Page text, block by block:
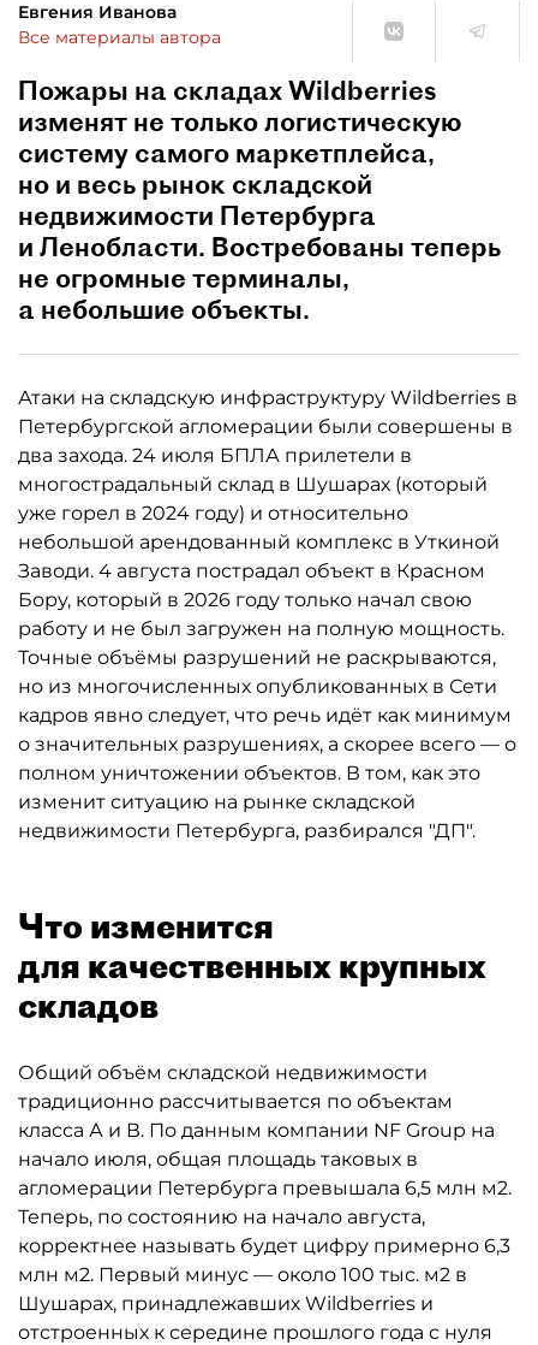
Евгения Иванова
Все материалы автора
Пожары на складах Wildberries
изменят не только логистическую
систему самого маркетплейса,
но и весь рынок складской
недвижимости Петербурга
и Ленобласти. Востребованы теперь
не огромные терминалы,
а небольшие объекты.
Атаки на складскую инфраструктуру Wildberries в
Петербургской агломерации были совершены в
два захода. 24 июля БПЛА прилетели в
многострадальный склад в Шушарах (который
уже горел в 2024 году) и относительно
небольшой арендованный комплекс в Уткиной
Заводи. 4 августа пострадал объект в Красном
Бору, который в 2026 году только начал свою
работу и не был загружен на полную мощность.
Точные объёмы разрушений не раскрываются,
но из многочисленных опубликованных в Сети
кадров явно следует, что речь идёт как минимум
о значительных разрушениях, а скорее всего — о
полном уничтожении объектов. В том, как это
изменит ситуацию на рынке складской
недвижимости Петербурга, разбирался "ДП".
Что изменится
для качественных крупных
складов
Общий объём складской недвижимости
традиционно рассчитывается по объектам
класса А и В. По данным компании NF Group на
начало июля, общая площадь таковых в
агломерации Петербурга превышала 6,5 млн м2.
Теперь, по состоянию на начало августа,
корректнее называть будет цифру примерно 6,3
млн м2. Первый минус — около 100 тыс. м2 в
Шушарах, принадлежавших Wildberries и
отстроенных к середине прошлого года с нуля